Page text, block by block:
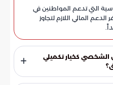
التي تدعم المواطنين في
المالي اللازم لتجاوز
كخيار تكميلي
بل تضبطه معايير دقيقة تركز